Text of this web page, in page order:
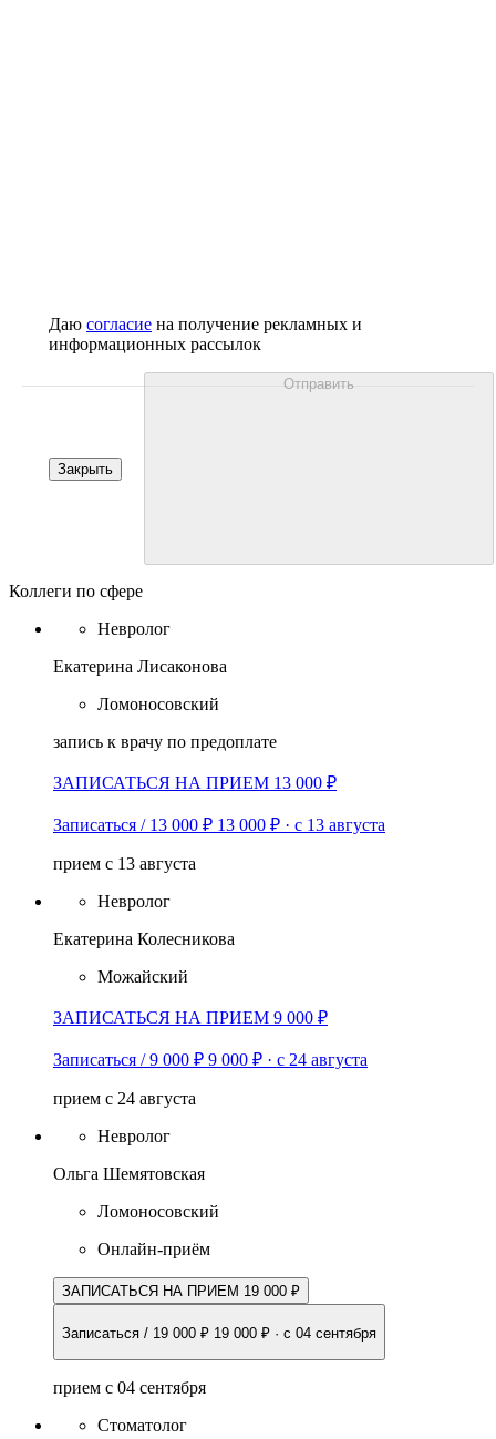
Даю согласие на получение рекламных и
информационных рассылок
Закрыть
Отправить
Коллеги по сфере
Невролог
Екатерина Лисаконова
Ломоносовский
запись к врачу по предоплате
ЗАПИСАТЬСЯ НА ПРИЕМ 13 000 ₽
Записаться / 13 000 ₽ 13 000 ₽ · с 13 августа
прием с 13 августа
Невролог
Екатерина Колесникова
Можайский
ЗАПИСАТЬСЯ НА ПРИЕМ 9 000 ₽
Записаться / 9 000 ₽ 9 000 ₽ · с 24 августа
прием с 24 августа
Невролог
Ольга Шемятовская
Ломоносовский
Онлайн-приём
ЗАПИСАТЬСЯ НА ПРИЕМ 19 000 ₽
Записаться / 19 000 ₽ 19 000 ₽ · с 04 сентября
прием с 04 сентября
Стоматолог